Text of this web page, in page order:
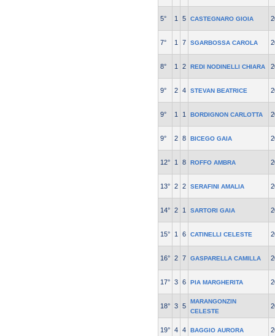
5° 1 5 CASTEGNARO GIOIA
7° 1 7 SGARBOSSA CAROLA
8° 1 2 REDI NODINELLI CHIARA
9° 2 4 STEVAN BEATRICE
9° 1 1 BORDIGNON CARLOTTA
9° 2 8 BICEGO GAIA
12° 1 8 ROFFO AMBRA
13° 2 2 SERAFINI AMALIA
14° 2 1 SARTORI GAIA
15° 1 6 CATINELLI CELESTE
16° 2 7 GASPARELLA CAMILLA
17° 3 6 PIA MARGHERITA
18° 3 5
MARANGONZIN
CELESTE
19° 4 4 BAGGIO AURORA